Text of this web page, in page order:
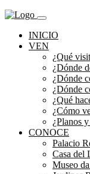
INICIO
VEN
¿Qué
¿Dónde
¿Dónde
¿Dónde
¿Qué
¿Cómo
¿Planos
CONOCE
Palacio
Casa del
Museo